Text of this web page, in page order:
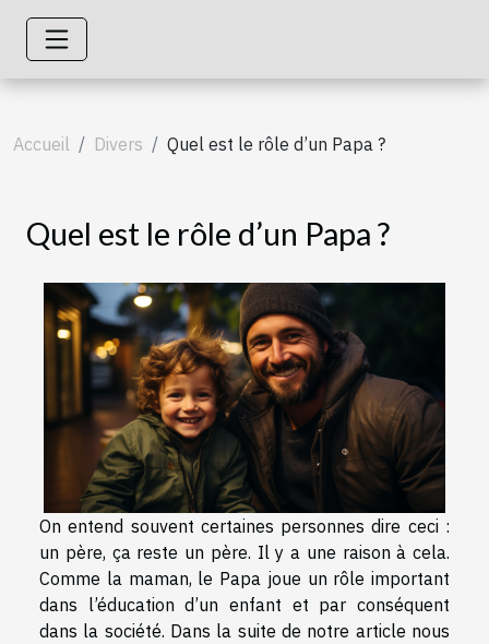
Accueil Divers Quel est le rôle d’un Papa ?
Quel est le rôle d’un Papa ?
On entend souvent certaines personnes dire ceci :
un père, ça reste un père. Il y a une raison à cela.
Comme la maman, le Papa joue un rôle important
dans l’éducation d’un enfant et par conséquent
dans la société. Dans la suite de notre article nous